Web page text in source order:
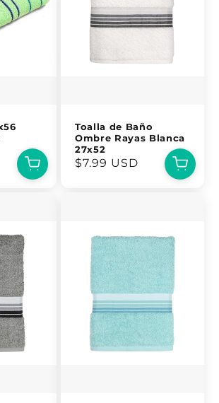
Toalla de Baño
Ombre Rayas Blanca
27x52
Precio
$7.99 USD